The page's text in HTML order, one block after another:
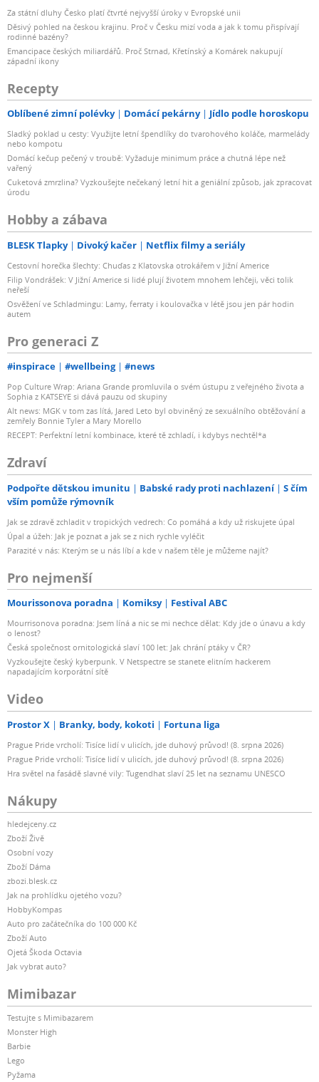
Za státní dluhy Česko platí čtvrté nejvyšší úroky v Evropské unii
Děsivý pohled na českou krajinu. Proč v Česku mizí voda a jak k tomu přispívají
rodinné bazény?
Emancipace českých miliardářů. Proč Strnad, Křetínský a Komárek nakupují
západní ikony
Recepty
Oblíbené zimní polévky Domácí pekárny Jídlo podle horoskopu
Sladký poklad u cesty: Využijte letní špendlíky do tvarohového koláče, marmelády
nebo kompotu
Domácí kečup pečený v troubě: Vyžaduje minimum práce a chutná lépe než
vařený
Cuketová zmrzlina? Vyzkoušejte nečekaný letní hit a geniální způsob, jak zpracovat
úrodu
Hobby a zábava
BLESK Tlapky Divoký kačer Netflix filmy a seriály
Cestovní horečka šlechty: Chuďas z Klatovska otrokářem v Jižní Americe
Filip Vondrášek: V Jižní Americe si lidé plují životem mnohem lehčeji, věci tolik
neřeší
Osvěžení ve Schladmingu: Lamy, ferraty i koulovačka v létě jsou jen pár hodin
autem
Pro generaci Z
#inspirace #wellbeing #news
Pop Culture Wrap: Ariana Grande promluvila o svém ústupu z veřejného života a
Sophia z KATSEYE si dává pauzu od skupiny
Alt news: MGK v tom zas lítá, Jared Leto byl obviněný ze sexuálního obtěžování a
zemřely Bonnie Tyler a Mary Morello
RECEPT: Perfektní letní kombinace, které tě zchladí, i kdybys nechtěl*a
Zdraví
Podpořte dětskou imunitu Babské rady proti nachlazení
S čím
vším pomůže rýmovník
Jak se zdravě zchladit v tropických vedrech: Co pomáhá a kdy už riskujete úpal
Úpal a úžeh: Jak je poznat a jak se z nich rychle vyléčit
Parazité v nás: Kterým se u nás líbí a kde v našem těle je můžeme najít?
Pro nejmenší
Mourissonova poradna Komiksy Festival ABC
Mourrisonova poradna: Jsem líná a nic se mi nechce dělat: Kdy jde o únavu a kdy
o lenost?
Česká společnost ornitologická slaví 100 let: Jak chrání ptáky v ČR?
Vyzkoušejte český kyberpunk. V Netspectre se stanete elitním hackerem
napadajícím korporátní sítě
Video
Prostor X Branky, body, kokoti Fortuna liga
Prague Pride vrcholí: Tisíce lidí v ulicích, jde duhový průvod! (8. srpna 2026)
Prague Pride vrcholí: Tisíce lidí v ulicích, jde duhový průvod! (8. srpna 2026)
Hra světel na fasádě slavné vily: Tugendhat slaví 25 let na seznamu UNESCO
Nákupy
hledejceny.cz
Zboží Živě
Osobní vozy
Zboží Dáma
zbozi.blesk.cz
Jak na prohlídku ojetého vozu?
HobbyKompas
Auto pro začátečníka do 100 000 Kč
Zboží Auto
Ojetá Škoda Octavia
Jak vybrat auto?
Mimibazar
Testujte s Mimibazarem
Monster High
Barbie
Lego
Pyžama